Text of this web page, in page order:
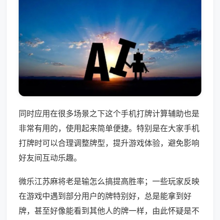
同时应用在很多场景之下这个手机打牌计算辅助也是
非常有用的，使用起来简单便捷。特别是在大家手机
打牌时可以合理调整牌型，提升游戏体验，避免影响
好友间互动乐趣。
微乐江苏麻将老是输怎么搞提高胜率；一些玩家反映
在游戏中遇到部分用户的牌特别好，总是能拿到好
牌，甚至好像能看到其他人的牌一样，由此怀疑是不